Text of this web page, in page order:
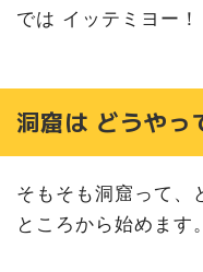
では イッテミヨー！
洞窟は どうやっ
そもそも洞窟って、
ところから始めます。